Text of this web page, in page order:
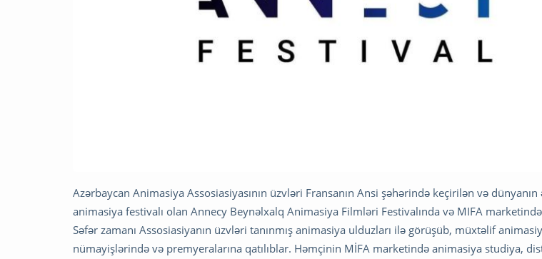
Azərbaycan Animasiya Assosiasiyasının üzvləri Fransanın Ansi şəhərində keçirilən və
animasiya festivalı olan Annecy Beynəlxalq Animasiya Filmləri Festivalında və MIFA
Səfər zamanı Assosiasiyanın üzvləri tanınmış animasiya ulduzları ilə görüşüb, müxtəlif
nümayişlərində və premyeralarına qatılıblar. Həmçinin MİFA marketində animasiya studiya,